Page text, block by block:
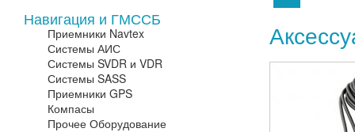
Навигация и ГМССБ
Приемники Navtex
Системы АИС
Системы SVDR и VDR
Системы SASS
Приемники GPS
Компасы
Прочее Оборудование